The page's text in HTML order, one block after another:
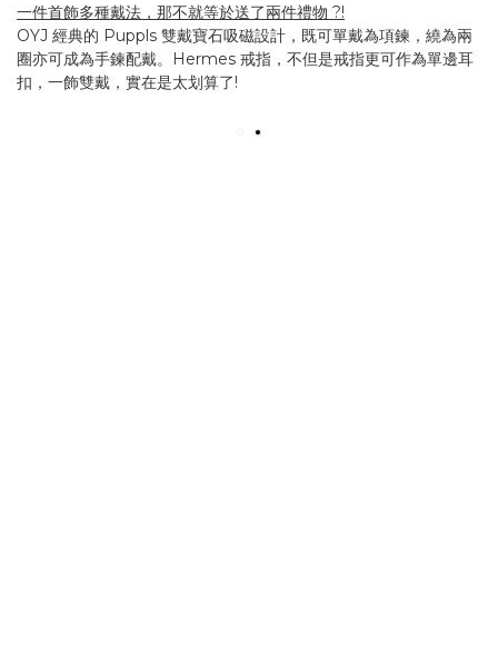
一件首飾多種戴法，那不就等於送了兩件禮物 ?!
OYJ 經典的 Puppls 雙戴寶石吸磁設計，既可單戴為項鍊，繞為兩
圈亦可成為手鍊配戴。Hermes 戒指，不但是戒指更可作為單邊耳
扣，一飾雙戴，實在是太划算了!